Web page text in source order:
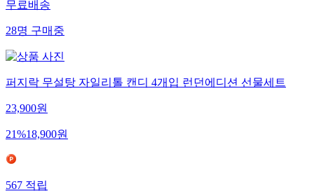
무료배송
28명구매중
퍼지락 무설탕 자일리톨 캔디 4개입 런던에디션 선물세트
23,900원
21%18,900원
567적립